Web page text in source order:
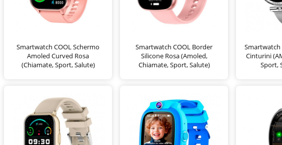
Smartwatch COOL Schermo
Amoled Curved Rosa
(Chiamate, Sport, Salute)
Smartwatch COOL Border
Silicone Rosa (Amoled,
Chiamate, Sport, Salute)
Smartwatch
Cinturini
Sport,